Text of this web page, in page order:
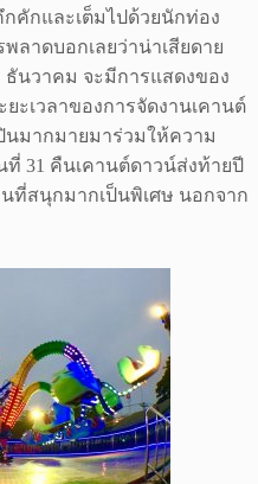
กคักและเต็มไปด้วยนักท่อง
ลาดบอกเลยว่าน่าเสียดาย
นวาคม จะมีการแสดงของ
ะเวลาของการจัดงานเคานต์
มากมายมาร่วมให้ความ
31 คืนเคานต์ดาวน์ส่งท้ายปี
ที่สนุกมากเป็นพิเศษ นอกจาก